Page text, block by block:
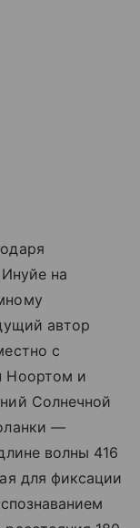
на
автор
с
Ноортом и
Солнечной
—
волны 416
для фиксации